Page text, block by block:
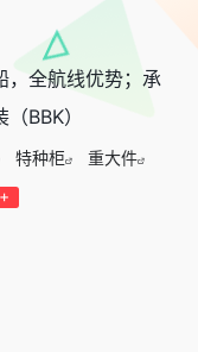
，全航线优势；承
BBK）
特种柜
重大件